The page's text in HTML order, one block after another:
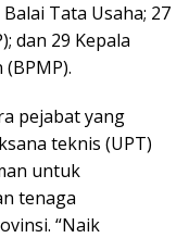
Tata Usaha; 27
dan 29 Kepala
pejabat yang
teknis (UPT)
untuk
tenaga
“Naik